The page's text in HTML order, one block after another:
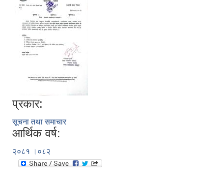
प्रकार:
सूचना तथा समाचार
आर्थिक वर्ष:
२०८१ ।०८२